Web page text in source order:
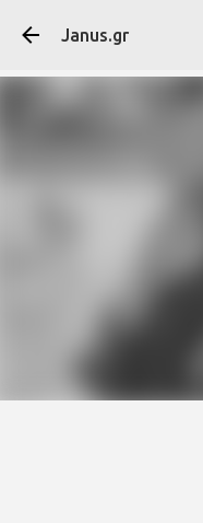
Janus.gr